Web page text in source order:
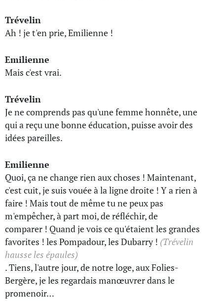
Trévelin
Ah ! je t'en prie, Emilienne !
Emilienne
Mais c'est vrai.
Trévelin
Je ne comprends pas qu'une femme honnête, une
qui a reçu une bonne éducation, puisse avoir des
idées pareilles.
Emilienne
Quoi, ça ne change rien aux choses ! Maintenant,
c'est cuit, je suis vouée à la ligne droite ! Y a rien à
faire ! Mais tout de même tu ne peux pas
m'empêcher, à part moi, de réfléchir, de
comparer ! Quand je vois ce qu'étaient les grandes
favorites ! les Pompadour, les Dubarry ! (Trévelin
hausse les épaules)
. Tiens, l'autre jour, de notre loge, aux Folies-
Bergère, je les regardais manœuvrer dans le
promenoir…